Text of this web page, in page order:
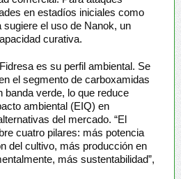
en estadíos iniciales como
el uso de Nanok, un
curativa.
es su perfil ambiental. Se
el segmento de carboxamidas
banda verde, lo que reduce
ambiental (EIQ) en
del mercado. “El
cuatro pilares: más potencia
del cultivo, más producción en
más sustentabilidad”,